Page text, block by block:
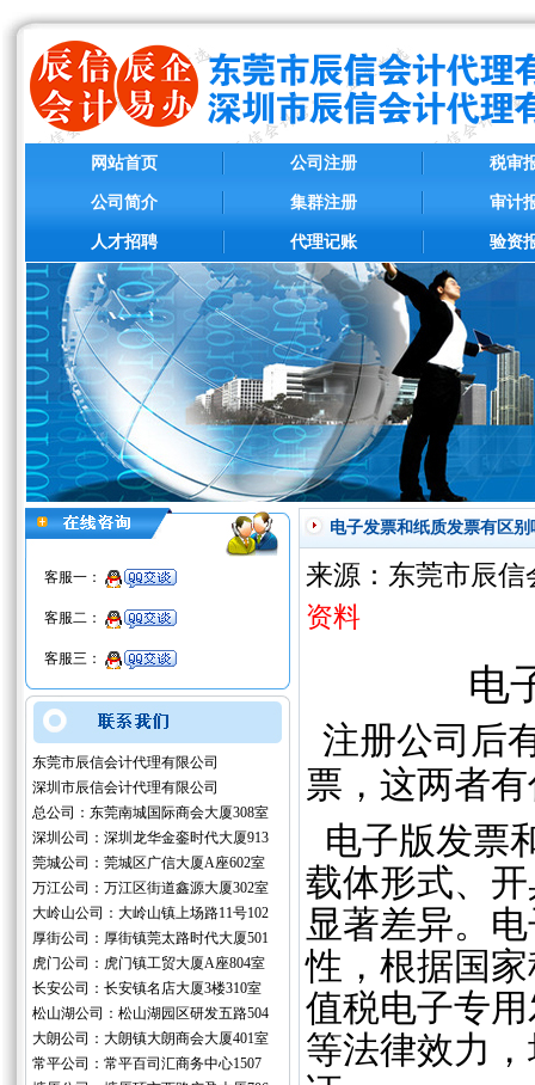
网站首页
公司简介
人才招聘
公司注册
集群注册
代理记账
税审
审计
验资
客服一：
客服二：
客服三：
东莞市辰信会计代理有限公司
深圳市辰信会计代理有限公司
总公司：东莞南城国际商会大厦308室
深圳公司：深圳龙华金銮时代大厦913
莞城公司：莞城区广信大厦A座602室
万江公司：万江区街道鑫源大厦302室
大岭山公司：大岭山镇上场路11号102
厚街公司：厚街镇莞太路时代大厦501
虎门公司：虎门镇工贸大厦A座804室
长安公司：长安镇名店大厦3楼310室
松山湖公司：松山湖园区研发五路504
大朗公司：大朗镇大朗商会大厦401室
常平公司：常平百司汇商务中心1507
电子发票和纸质发票有区别
来源：东莞市辰
资料
电
注册公司后
票，这两者
电子版发票
载体形式、
显著差异。
性‌，根据国
值税电子专
等法律效力